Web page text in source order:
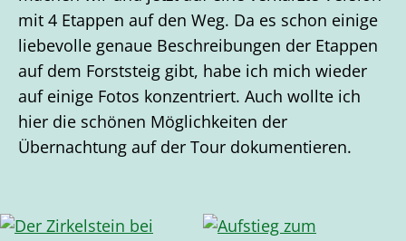
mit 4 Etappen auf den Weg. Da es schon einige
liebevolle genaue Beschreibungen der Etappen
auf dem Forststeig gibt, habe ich mich wieder
auf einige Fotos konzentriert. Auch wollte ich
hier die schönen Möglichkeiten der
Übernachtung auf der Tour dokumentieren.